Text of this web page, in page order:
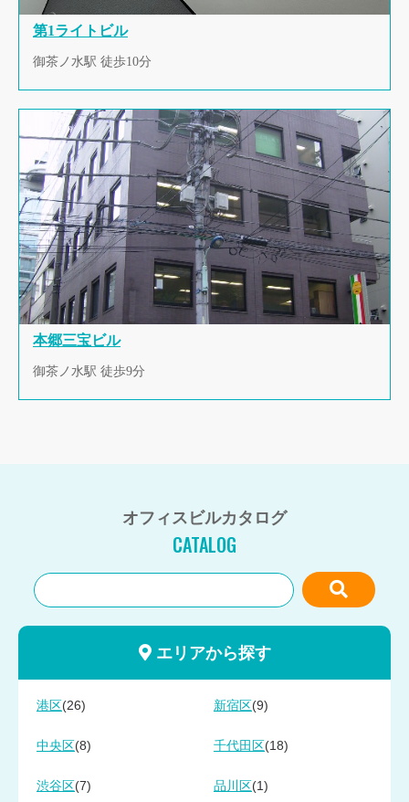
第1ライトビル
御茶ノ水駅 徒歩10分
本郷三宝ビル
御茶ノ水駅 徒歩9分
オフィスビルカタログ
CATALOG
エリアから探す
港区 (26) 新宿区 (9)
中央区 (8) 千代田区 (18)
渋谷区 (7) 品川区 (1)